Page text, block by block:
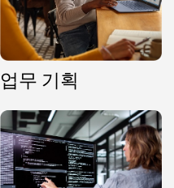
업무 기획